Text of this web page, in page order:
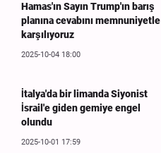
Hamas'ın Sayın Trump'ın barış
planına cevabını memnuniyetle
karşılıyoruz
2025-10-04 18:00
İtalya'da bir limanda Siyonist
İsrail'e giden gemiye engel
olundu
2025-10-01 17:59